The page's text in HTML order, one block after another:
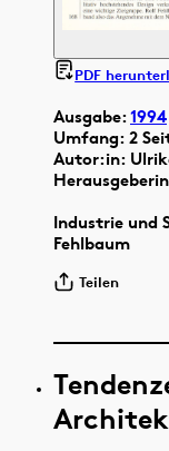
Ausgabe:1994
Umfang: 2
Autor:in:
Industrie und
Fehlbaum
Teilen
PDF